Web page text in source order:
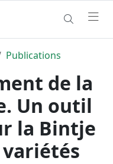
Publications
de la
Un outil
la Bintje